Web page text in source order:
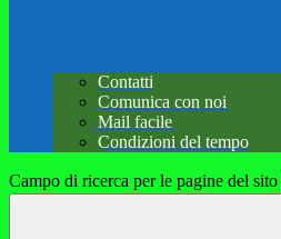
Contatti
Comunica con noi
Mail facile
Condizioni del tempo
Campo di ricerca per le pagine del sito